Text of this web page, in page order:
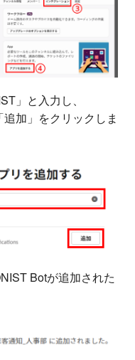
」と入力し、
加」をクリックしま
Botが追加された